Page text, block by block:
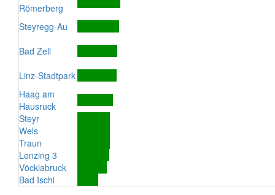
Römerberg
Steyregg-Au
Bad Zell
Linz-Stadtpark
Haag am
Hausruck
Steyr
Wels
Traun
Lenzing 3
Vöcklabruck
Bad Ischl